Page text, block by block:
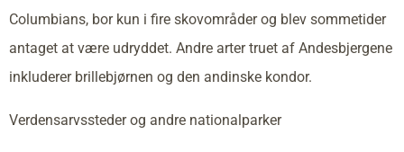
Columbians, bor kun i fire skovområder og blev sommetider
antaget at være udryddet. Andre arter truet af Andesbjergene
inkluderer brillebjørnen og den andinske kondor.
Verdensarvssteder og andre nationalparker